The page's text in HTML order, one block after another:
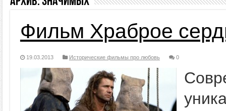
Фильм Храброе
19.03.2013 Исторические фильмы про любовь 0